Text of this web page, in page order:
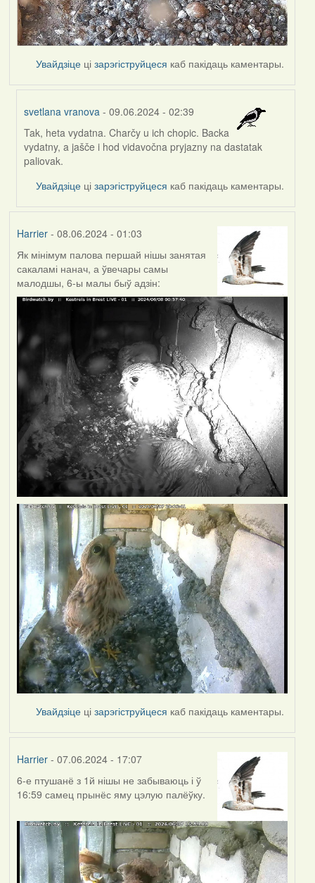
Увайдзіце цізарэгіструйцеся каб пакідаць каментары.
svetlana vranova - 09.06.2024 - 02:39
In
reply
to
Tak, heta vydatna. Charčy u ich chopic. Backa
vydatny, a jašče i hod vidavočna pryjazny na dastatak
paliovak.
Увайдзіце цізарэгіструйцеся каб пакідаць каментары.
Harrier- 08.06.2024 - 01:03
Як мінімум палова першай нішы занятая
сакаламі нанач, а ўвечары самы
малодшы, 6-ы малы быў адзін:
Увайдзіце цізарэгіструйцеся каб пакідаць каментары.
Harrier- 07.06.2024 - 17:07
6-е птушанё з 1й нішы не забываюць і ў
16:59 самец прынёс яму цэлую палёўку.